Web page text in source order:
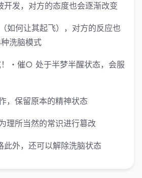
开发，对方的态度也会逐渐改变
如何让其起飞），对方的反应也
洗脑模式
・催○ 处于半梦半醒状态，会服
，保留原本的精神状态
理所当然的常识进行篡改
此外，还可以解除洗脑状态